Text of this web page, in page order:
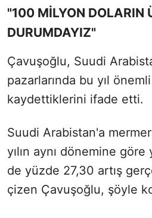
"100 MİLYON DOLARIN
DURUMDAYIZ"
Çavuşoğlu, Suudi
pazarlarında bu yıl
kaydettiklerini ifade etti.
Suudi Arabistan'a mermer
yılın aynı dönemine
de yüzde 27,30 artış
çizen Çavuşoğlu, şöyle